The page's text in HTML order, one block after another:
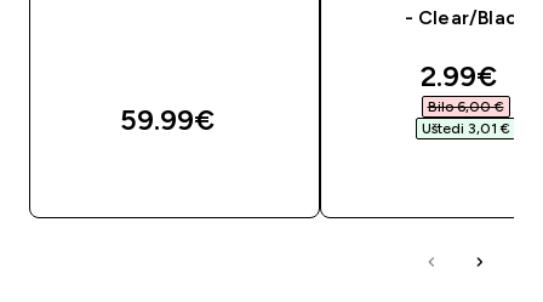
59.99€‎
- Clear/Black
2.99€‎
Bilo 6,00 €‎
Uštedi 3,01 €‎